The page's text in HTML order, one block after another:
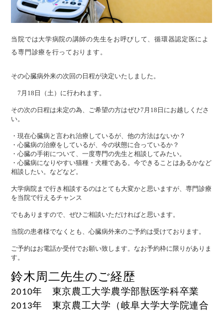
当院では大学病院の講師の先生をお呼びして、循環器認定医によ
る専門診療を行っております。
その心臓病外来の次回の日程が決定いたしました。
7月18日（土）に行われます。
その次の日程は未定の為、ご希望の方はぜひ7月18日にお越しくださ
い。
・現在心臓病と言われ治療しているが、他の方法はないか？
・心臓病の治療をしているが、今の状態に合っているか？
・心臓の手術について、一度専門の先生と相談してみたい。
・心臓病になりやすい猫種・犬種である。今できることはあるかなど
相談したい。などなど。
大学病院まで行き相談するのはとても大変かと思いますが、専門診療
を当院で行えるチャンス
でもありますので、ぜひご相談いただければと思います。
当院の患者様でなくとも、心臓病外来のご予約は受けております。
ご予約はお電話か受付でお願い致します。なお予約枠に限りがありま
す。
鈴木周二先生のご経歴
2010年 東京農工大学農学部獣医学科卒業
2013年 東京農工大学（岐阜大学大学院連合